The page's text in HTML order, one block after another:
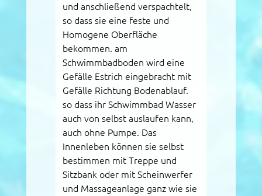
und anschließend verspachtelt,
so dass sie eine feste und
Homogene Oberfläche
bekommen. am
Schwimmbadboden wird eine
Gefälle Estrich eingebracht mit
Gefälle Richtung Bodenablauf.
so dass ihr Schwimmbad Wasser
auch von selbst auslaufen kann,
auch ohne Pumpe. Das
Innenleben können sie selbst
bestimmen mit Treppe und
Sitzbank oder mit Scheinwerfer
und Massageanlage ganz wie sie